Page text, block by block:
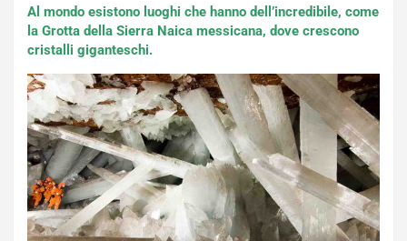
Al mondo esistono luoghi che hanno dell’incredibile, come
la Grotta della Sierra Naica messicana, dove crescono
cristalli giganteschi.